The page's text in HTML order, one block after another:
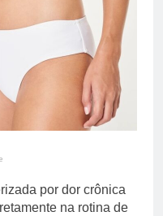
mental de idosos
Ago
assume
central na transição
com expansão
etanol e
Ago
por dor crônica
na rotina de